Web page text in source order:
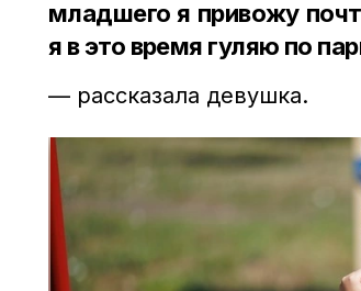
младшего я привожу
я в это время гуляю по
— рассказала девушка.